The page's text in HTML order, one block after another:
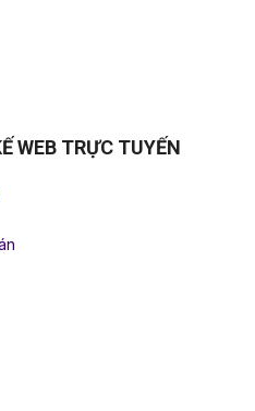
WEB TRỰC TUYẾN